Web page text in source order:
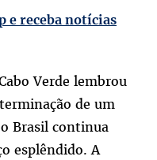
e receba notícias
Verde lembrou
de um
Brasil continua
esplêndido. A